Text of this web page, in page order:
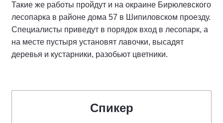
Такие же работы пройдут и на окраине Бирюлевского
лесопарка в районе дома 57 в Шипиловском проезду.
Специалисты приведут в порядок вход в лесопарк, а
на месте пустыря установят лавочки, высадят
деревья и кустарники, разобьют цветники.
Спикер